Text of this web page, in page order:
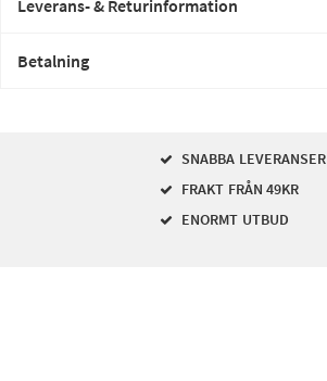
Leverans- & Returinformation
Betalning
SNABBA LEVERANSER
FRAKT FRÅN 49KR
ENORMT UTBUD